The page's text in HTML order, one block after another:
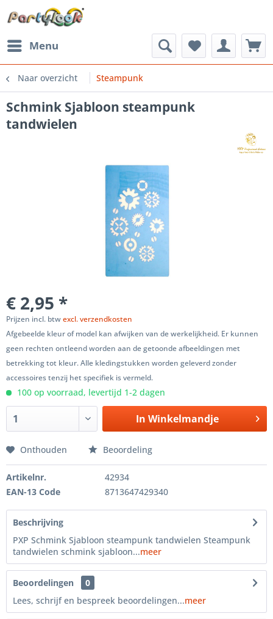
Menu
Naar overzicht Steampunk
Schmink Sjabloon steampunk
tandwielen
€ 2,95 *
Prijzen incl. btwexcl. verzendkosten
Afgebeelde kleur of model kan afwijken van de werkelijkheid. Er kunnen
geen rechten ontleend worden aan de getoonde afbeeldingen met
betrekking tot kleur. Alle kledingstukken worden geleverd zonder
accessoires tenzij het specifiek is vermeld.
100 op voorraad, levertijd 1-2 dagen
In Winkelmandje
Onthouden Beoordeling
Artikelnr.
42934
EAN-13 Code
8713647429340
Beschrijving
PXP Schmink Sjabloon steampunk tandwielen Steampunk
tandwielen schmink sjabloon...meer
Beoordelingen
0
Lees, schrijf en bespreek beoordelingen...meer